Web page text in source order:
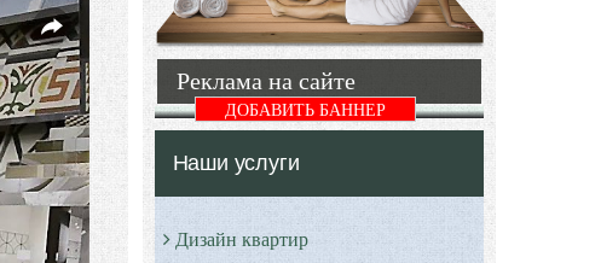
Реклама на сайте
ДОБАВИТЬ БАННЕР
Наши услуги
Дизайн квартир